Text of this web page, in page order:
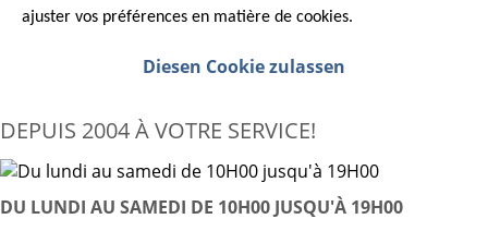
ajuster vos préférences en matière de cookies.
Diesen Cookie zulassen
DEPUIS 2004 À VOTRE SERVICE!
DU LUNDI AU SAMEDI DE 10H00 JUSQU'À 19H00